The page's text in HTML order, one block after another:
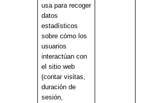
usa para recoger
datos
estadísticos
sobre cómo los
usuarios
interactúan con
el sitio web
(contar visitas,
duración de
sesión,